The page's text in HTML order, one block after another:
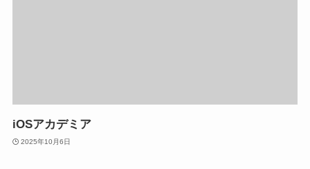
iOSアカデミア
2025年10月6日